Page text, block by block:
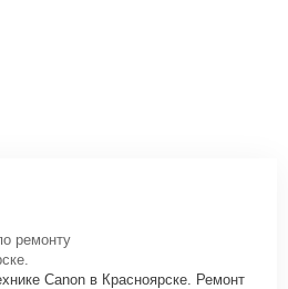
ремонту
Canon в Красноярске. Ремонт